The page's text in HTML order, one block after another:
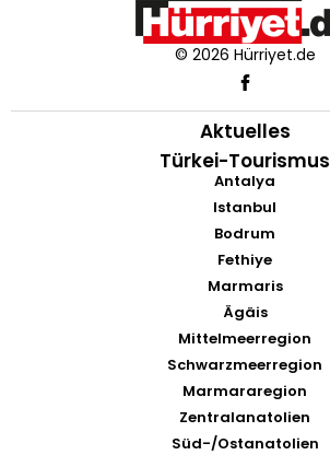
© 2026 Hürriyet.de
Aktuelles
Türkei-Tourismus
Antalya
Istanbul
Bodrum
Fethiye
Marmaris
Ägäis
Mittelmeerregion
Schwarzmeerregion
Marmararegion
Zentralanatolien
Süd-/Ostanatolien